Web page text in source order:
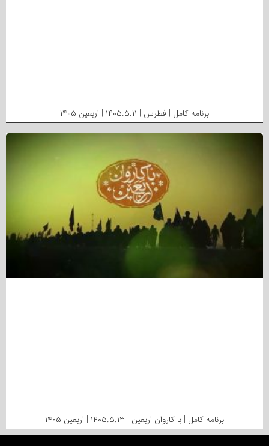
برنامه کامل | فطرس | ۱۴۰۵.۵.۱۱ | اربعین ۱۴۰۵
برنامه کامل | با کاروان اربعین | ۱۴۰۵.۵.۱۳ | اربعین ۱۴۰۵